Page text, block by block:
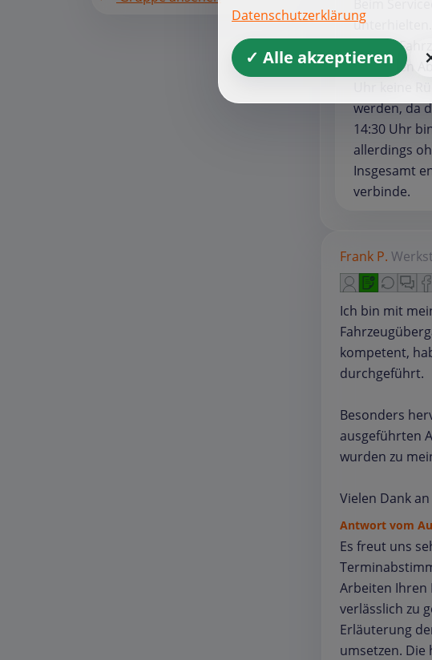
Beim
Bei der
sowie den
Uhr keine
werden, da
14:30 Uhr
allerdings
Insgesamt
verbinde.
Frank P.
Ich bin mit
kompetent,
durchgeführt.
Besonders
ausgeführten
wurden zu
Vielen Dank
Antwort vom
Es freut uns
Arbeiten Ihren
verlässlich zu
Erläuterung
umsetzen.
Datenschutzerklärung
✓ Alle akzeptieren